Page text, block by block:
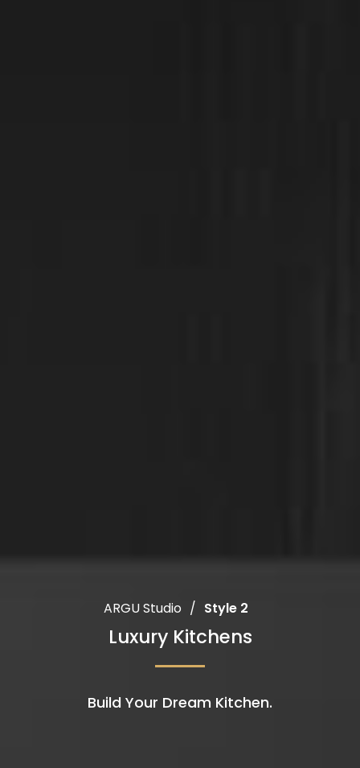
ARGU Studio / Style 2
Luxury Kitchens
Build Your Dream Kitchen.